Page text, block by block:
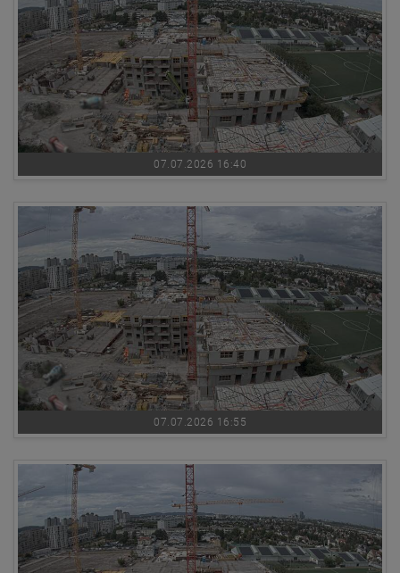
07.07.2026 16:40
07.07.2026 16:55